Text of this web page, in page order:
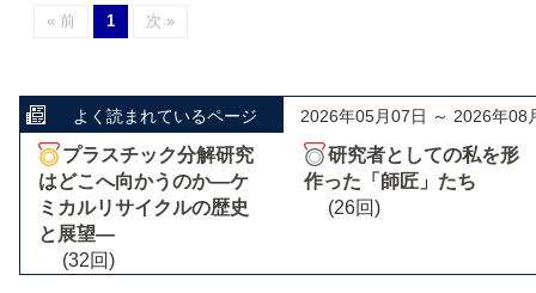
« 前 1 次 »
よく読まれているページ 2026年05月07日 ～ 2026年08
プラスチック分解研究
はどこへ向かうのか―ケ
ミカルリサイクルの歴史
と展望―
(32回)
研究者としての私を形
作った「師匠」たち
(26回)